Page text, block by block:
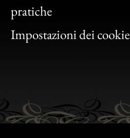
pratiche
Impostazioni dei cookie